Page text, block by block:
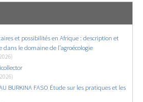
et possibilités en Afrique : description et
le domaine de l’agroécologie
BURKINA FASO Étude sur les pratiques et les